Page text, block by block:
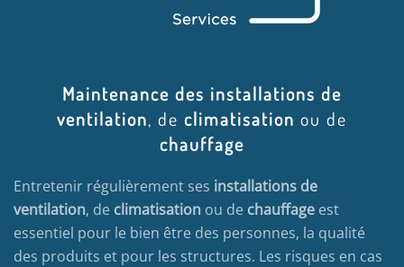
Maintenance des installations de
ventilation, de climatisation ou de
chauffage
Entretenir régulièrement ses installations de
ventilation, de climatisation ou de chauffage est
essentiel pour le bien être des personnes, la qualité
des produits et pour les structures. Les risques en cas